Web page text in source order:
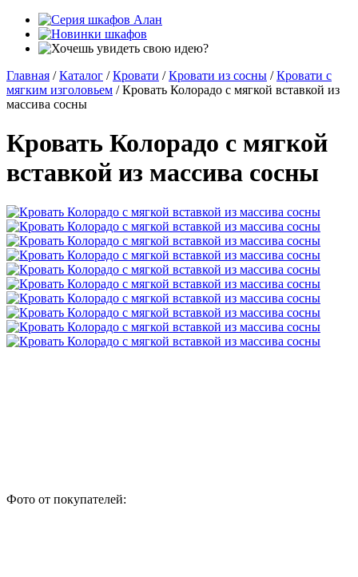
Главная / Каталог / Кровати / Кровати из сосны / Кровати с
мягким изголовьем / Кровать Колорадо с мягкой вставкой из
массива сосны
Кровать Колорадо с мягкой
вставкой из массива сосны
Фото от покупателей: